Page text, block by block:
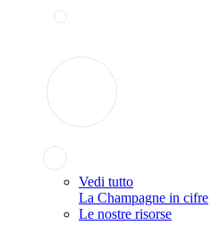
Vedi tutto
La Champagne in cifre
Le nostre risorse